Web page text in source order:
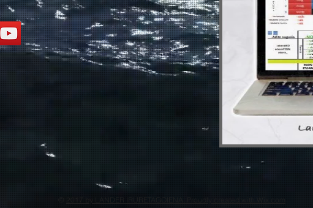
2017 by LANDER IRURETAGOIENA. Proudly created with Wix.com